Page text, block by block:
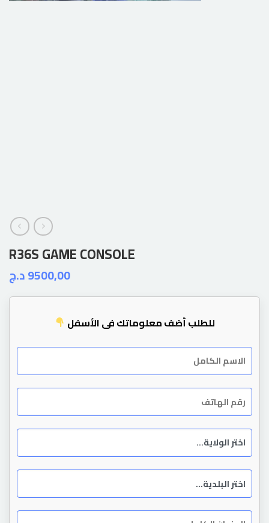
R36S GAME CONSOLE
9500,00د.ج
للطلب أضف معلوماتك في الأسفل